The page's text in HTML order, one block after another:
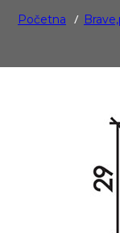
Početna /